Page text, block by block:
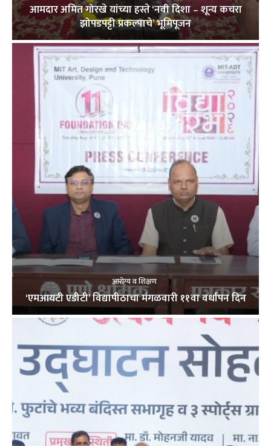
आमदार अमित गोरखे यांच्या हस्ते ‘नवी दिशा – शून्य कचरा
झोपडपट्टी प्रकल्पाचे’ भूमिपूजन
आरोग्य व शिक्षण
‘एमआयटी एडीटी’ विद्यापीठाचा मंगळवारी ११वा वर्धापन दिन